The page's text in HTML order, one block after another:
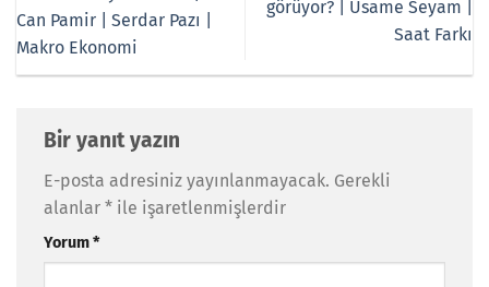
Can Pamir | Serdar Pazı |
Makro Ekonomi
görüyor? | Usame Seyam |
Saat Farkı
Bir yanıt yazın
E-posta adresiniz yayınlanmayacak. Gerekli
alanlar * ile işaretlenmişlerdir
Yorum*